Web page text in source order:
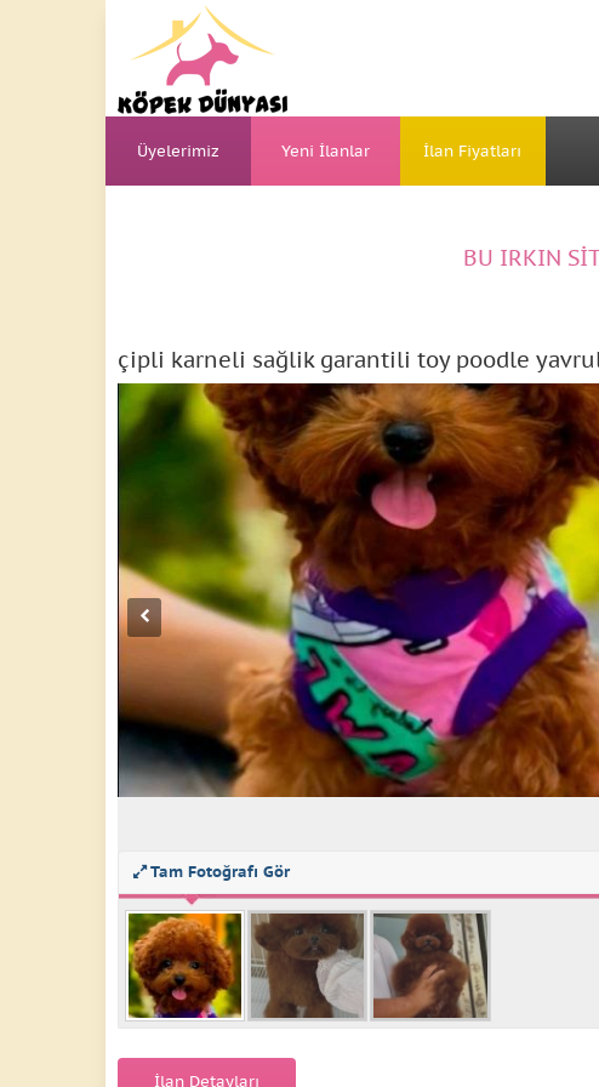
Üyelerimiz Yeni İlanlar İlan Fiyatları
BU IRKIN
çipli karneli sağlik garantili toy poodle
Tam Fotoğrafı Gör
İlan Detayları